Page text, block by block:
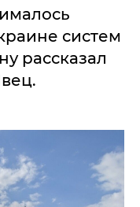
систем
рассказал